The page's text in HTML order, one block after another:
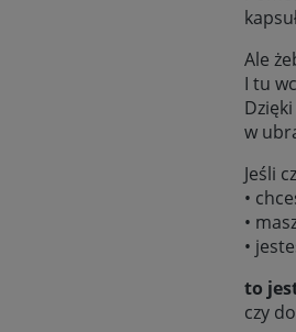
Ale
I tu
w
Jeśli
•
•
•
to
czy